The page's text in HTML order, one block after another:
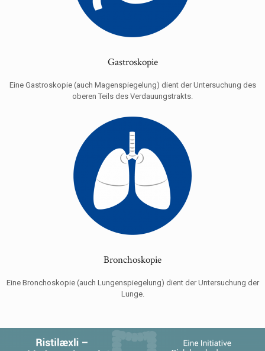
Gastroskopie
Eine Gastroskopie (auch Magenspiegelung) dient der Untersuchung des
oberen Teils des Verdauungstrakts.
Bronchoskopie
Eine Bronchoskopie (auch Lungenspiegelung) dient der Untersuchung der
Lunge.